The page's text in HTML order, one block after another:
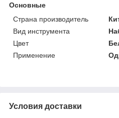
Основные
Страна производитель
Вид инструмента
Цвет
Применение
Условия доставки